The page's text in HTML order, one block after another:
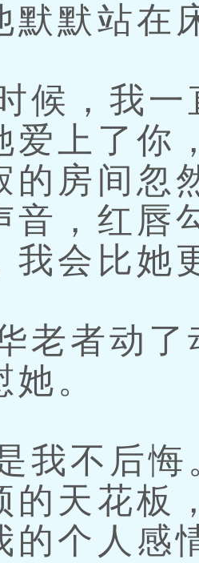
默默站在
，我一
爱上了你
的房间忽
音，红唇
我会比她
者动了
。
不后悔
的天花板
的个人感